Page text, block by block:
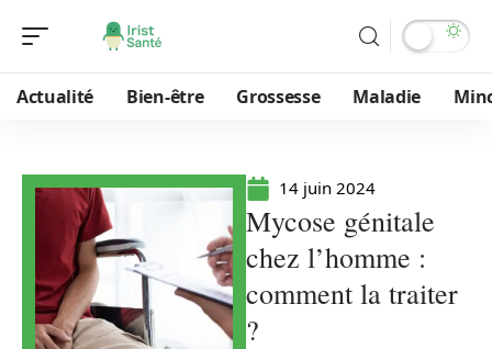
Actualité Bien-être Grossesse Maladie
14 juin 2024
Mycose génitale
chez l’homme :
comment la traiter
?